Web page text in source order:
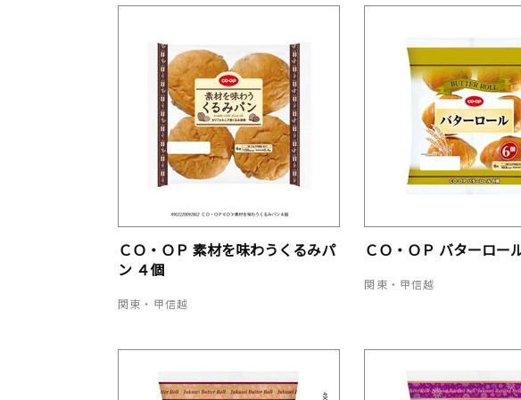
ＣＯ・ＯＰ 素材を味わうくるみパ
ン ４個
関東・甲信越
ＣＯ・ＯＰ バターロー
関東・甲信越